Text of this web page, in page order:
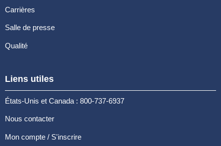
Carrières
Salle de presse
Qualité
Liens utiles
États-Unis et Canada : 800-737-6937
Nous contacter
Mon compte / S'inscrire